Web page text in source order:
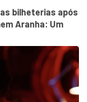
bilheterias após
Aranha: Um